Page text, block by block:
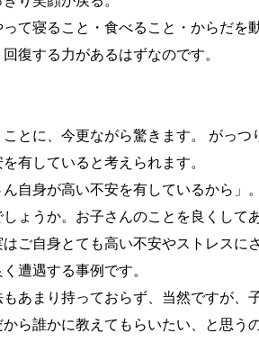
て寝ること・食べること・からだを
復する力があるはずなのです。
とに、今更ながら驚きます。 がっつ
有していると考えられます。
自身が高い不安を有しているから」
ょうか。お子さんのことを良くして
ご自身とても高い不安やストレスに
遭遇する事例です。
あまり持っておらず、当然ですが、
ら誰かに教えてもらいたい、と思う